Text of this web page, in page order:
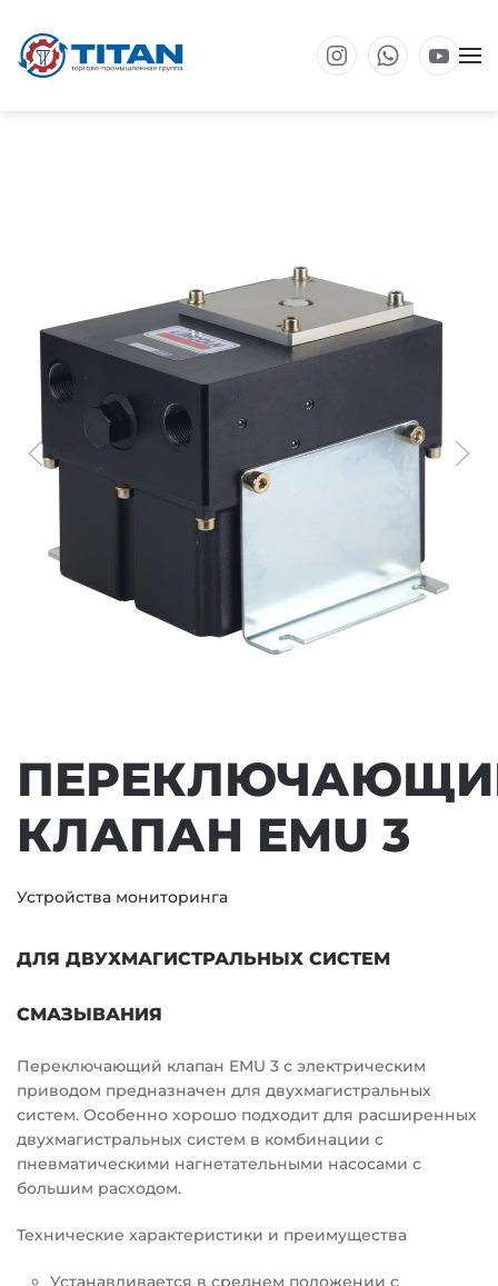
Перейти к основному содержанию
КЛАПАН EMU 3
Устройства мониторинга
ДЛЯ ДВУХМАГИСТРАЛЬНЫХ СИСТЕМ
СМАЗЫВАНИЯ
Переключающий клапан EMU 3 с электрическим
приводом предназначен для двухмагистральных
систем. Особенно хорошо подходит для расширенных
двухмагистральных систем в комбинации с
пневматическими нагнетательными насосами с
большим расходом.
Технические характеристики и преимущества
Устанавливается в среднем положении с